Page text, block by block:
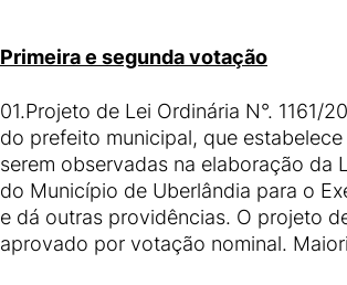
Primeira e segunda votação
01.Projeto de Lei Ordinária N°. 1161/
do prefeito municipal, que
serem observadas na elaboração da
do Município de Uberlândia para o
e dá outras providências. O projeto
aprovado por votação nominal.